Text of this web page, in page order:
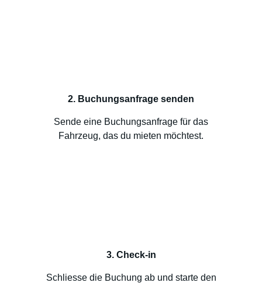
2. Buchungsanfrage senden
Sende eine Buchungsanfrage für das
Fahrzeug, das du mieten möchtest.
3. Check-in
Schliesse die Buchung ab und starte den